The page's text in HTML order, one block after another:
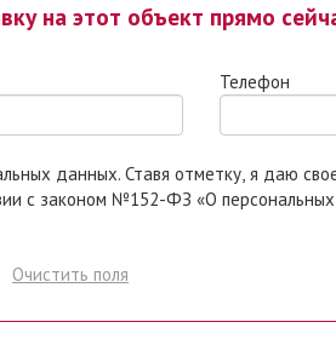
на этот объект прямо
Телефон
согласие на обработку моих
с законом №152-ФЗ «О
Очистить поля